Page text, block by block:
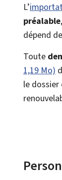
L’
préalable
dépend
Toute
1,19 Mo)
le